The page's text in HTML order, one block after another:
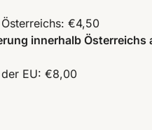
€4,50
innerhalb Österreichs
EU: €8,00